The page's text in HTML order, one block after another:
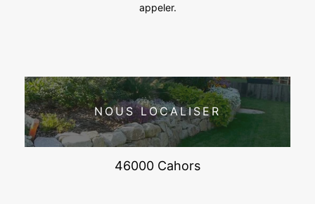
appeler.
NOUS LOCALISER
46000 Cahors